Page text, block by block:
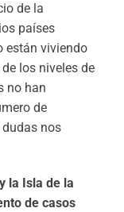
de la
países
están viviendo
los niveles de
no han
de
nos
la Isla de la
de casos